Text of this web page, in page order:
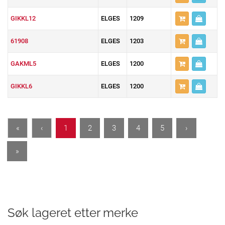
GIKKL12 ELGES 1209
61908 ELGES 1203
GAKML5 ELGES 1200
GIKKL6 ELGES 1200
« ‹ 1 2 3 4 5 ›
»
Søk lageret etter merke